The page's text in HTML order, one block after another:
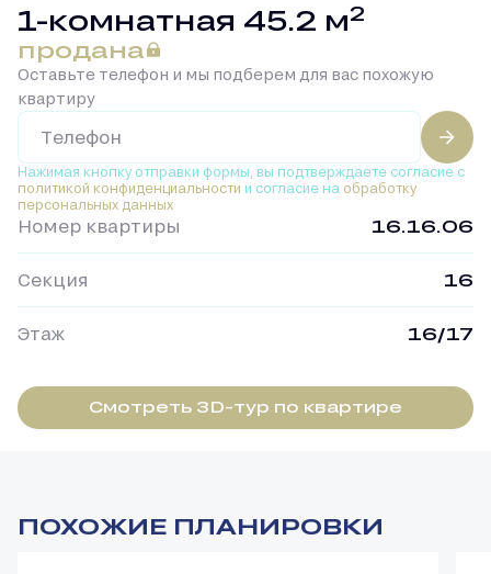
1-комнатная 45.2 м2
продана
Оставьте телефон и мы подберем для вас похожую
квартиру
Нажимая кнопку отправки формы, вы подтверждаете согласие с
политикой конфиденциальности и согласие на обработку
персональных данных
Номер квартиры 16.16.06
Секция 16
Этаж 16/17
Смотреть 3D-тур по квартире
ПОХОЖИЕ ПЛАНИРОВКИ